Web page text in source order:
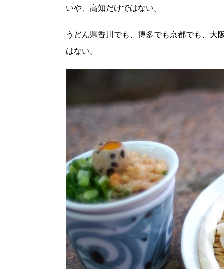
いや、高知だけではない。
うどん県香川でも、博多でも京都でも、大
はない。